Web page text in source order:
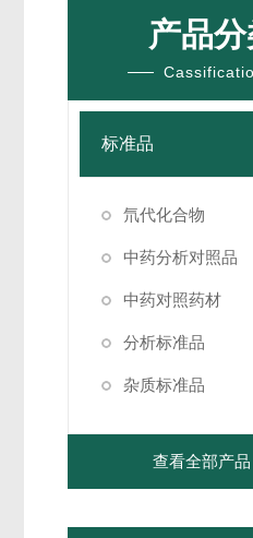
产品
标准品
氘代化合物
中药分析对照品
中药对照药材
分析标准品
杂质标准品
查看全部产